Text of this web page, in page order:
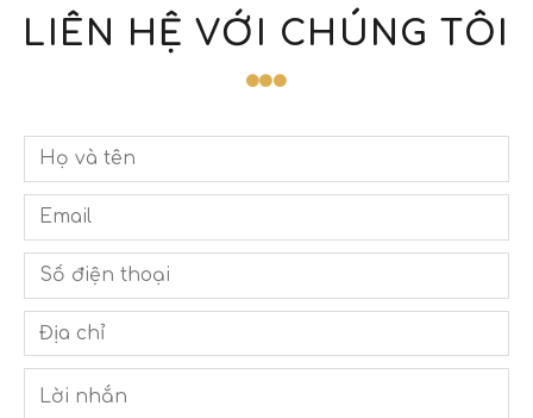
LIÊN HỆ VỚI CHÚNG TÔI